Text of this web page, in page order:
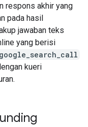
respons akhir yang
pada hasil
jawaban teks
yang berisi
google_search_call
kueri